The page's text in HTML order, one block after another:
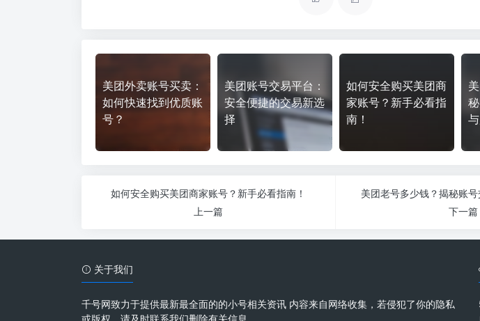
美团外卖账号买卖：
如何快速找到优质账
号？
美团账号交易平台：
安全便捷的交易新选
择
如何安全购买美团商
家账号？新手必看指
南！
如何安全购买美团商家账号？新手必看指南！
上一篇
美团老号多少钱？揭秘账
下一篇
关于我们
千号网致力于提供最新最全面的的小号相关资讯 内容来自网络收集，若侵犯了你的隐私
或版权，请及时联系我们删除有关信息。